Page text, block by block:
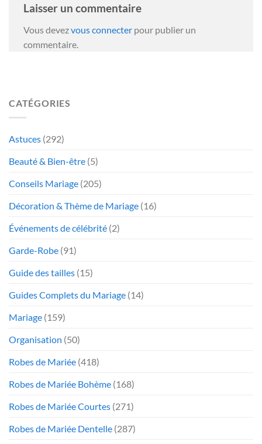
Laisser un commentaire
Vous devezvous connecter pour publier un
commentaire.
CATÉGORIES
Astuces (292)
Beauté & Bien-être (5)
Conseils Mariage (205)
Décoration & Thème de Mariage (16)
Événements de célébrité (2)
Garde-Robe (91)
Guide des tailles (15)
Guides Complets du Mariage (14)
Mariage (159)
Organisation (50)
Robes de Mariée (418)
Robes de Mariée Bohème (168)
Robes de Mariée Courtes (271)
Robes de Mariée Dentelle (287)